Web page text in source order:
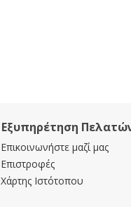
Εξυπηρέτηση
Επικοινωνήστε μαζί μας
Επιστροφές
Χάρτης Ιστότοπου